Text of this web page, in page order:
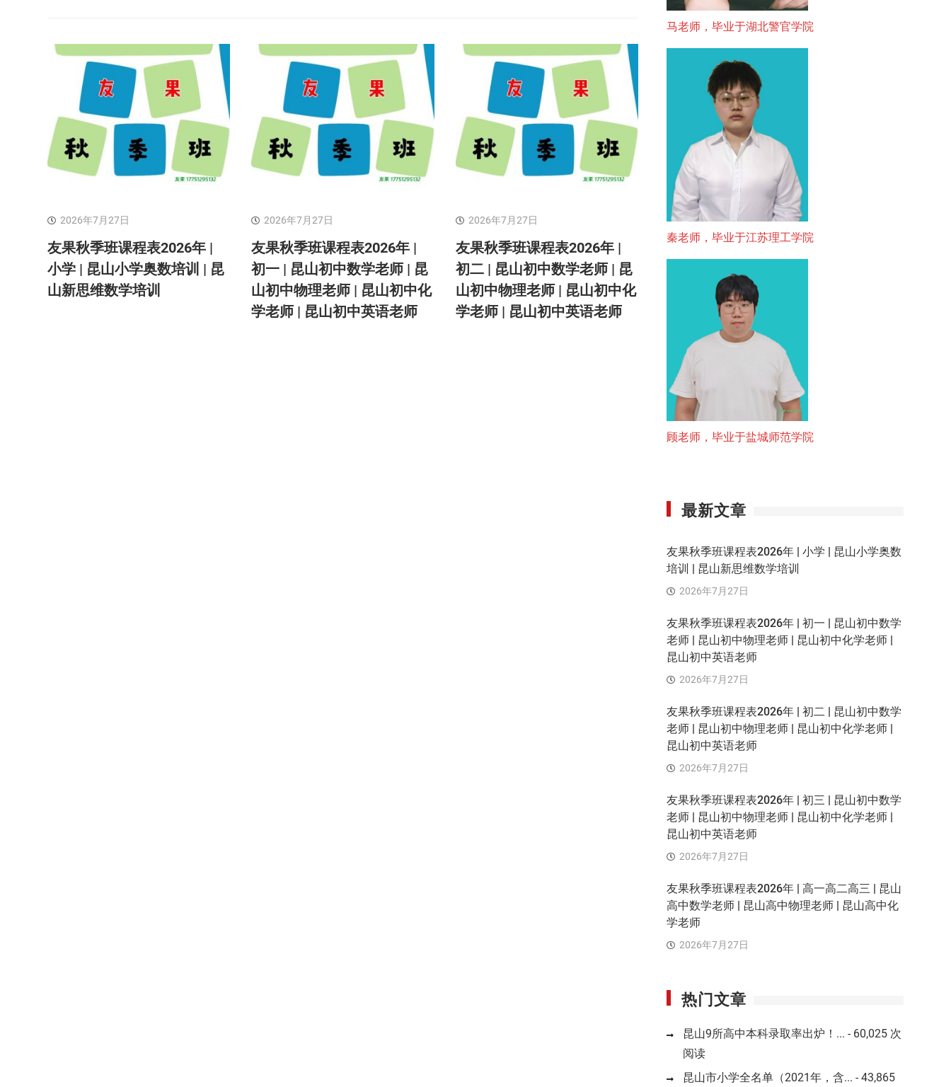
2026年7月27日
友果秋季班课程表2026年 |
小学 | 昆山小学奥数培训 | 昆
山新思维数学培训
2026年7月27日
友果秋季班课程表2026年 |
初一 | 昆山初中数学老师 | 昆
山初中物理老师 | 昆山初中化
学老师 | 昆山初中英语老师
2026年7月27日
友果秋季班课程表2026年 |
初二 | 昆山初中数学老师 | 昆
山初中物理老师 | 昆山初中化
学老师 | 昆山初中英语老师
马老师，毕业于湖北警官学院
秦老师，毕业于江苏理工学院
顾老师，毕业于盐城师范学院
最新文章
友果秋季班课程表2026年 | 小学 | 昆山小学奥数
培训 | 昆山新思维数学培训
2026年7月27日
友果秋季班课程表2026年 | 初一 | 昆山初中数学
老师 | 昆山初中物理老师 | 昆山初中化学老师 |
昆山初中英语老师
2026年7月27日
友果秋季班课程表2026年 | 初二 | 昆山初中数学
老师 | 昆山初中物理老师 | 昆山初中化学老师 |
昆山初中英语老师
2026年7月27日
友果秋季班课程表2026年 | 初三 | 昆山初中数学
老师 | 昆山初中物理老师 | 昆山初中化学老师 |
昆山初中英语老师
2026年7月27日
友果秋季班课程表2026年 | 高一高二高三 | 昆山
高中数学老师 | 昆山高中物理老师 | 昆山高中化
学老师
2026年7月27日
热门文章
昆山9所高中本科录取率出炉！... - 60,025 次
阅读
昆山市小学全名单（2021年，含... - 43,865